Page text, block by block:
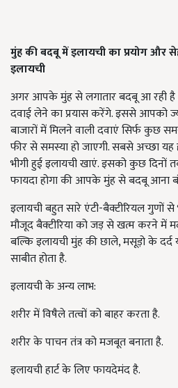
मुंह की बदबू में इलायची का प्रयोग
इलायची
अगर आपके मुंह से लगातार बदबू आ रही
दवाई लेने का प्रयास करेंगे. इससे आपको
बाजारों में मिलने वाली दवाएं सिर्फ कुछ
फीर से समस्या हो जाएगी. सबसे अच्छा
भीगी हुई इलायची खाएं. इसको कुछ
फायदा होगा की आपके मुंह से बदबू आना
इलायची बहुत सारे एंटी-बैक्टीरियल गुणों
मौजूद बैक्टीरिया को जड़ से खत्म करने में
बल्कि इलायची मुंह की छाले, मसूड़ो के
साबीत होता है.
इलायची के अन्य लाभ:
शरीर में विषैले तत्वों को बाहर करता है.
शरीर के पाचन तंत्र को मजबूत बनाता है.
इलायची हार्ट के लिए फायदेमंद है.